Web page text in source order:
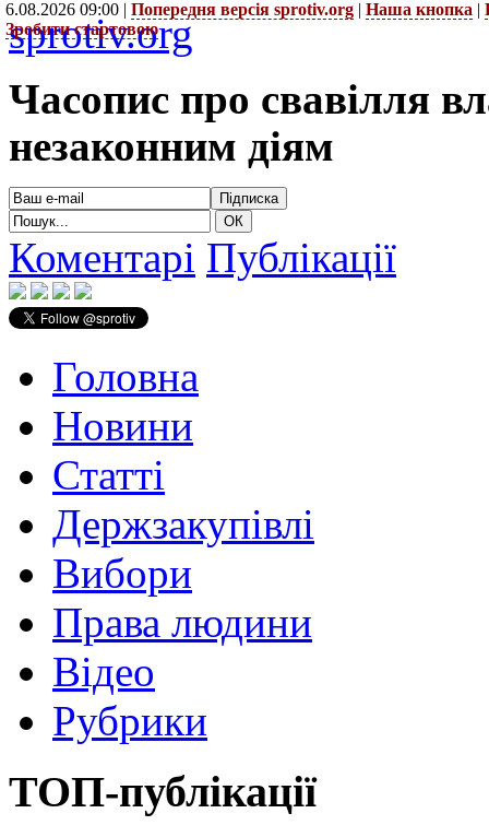
6.08.2026 09:00 | Попередня версія sprotiv.org | Наша кнопка |
Зробити стартовою
sprotiv.org
Часопис про свавілля
незаконним діям
Коментарі Публікації
Головна
Новини
Статті
Держзакупівлі
Вибори
Права людини
Відео
Рубрики
ТОП-публікації